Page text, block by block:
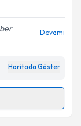
Devamı
Haritada Göster